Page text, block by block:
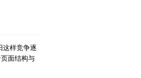
这样竞争逐
面结构与